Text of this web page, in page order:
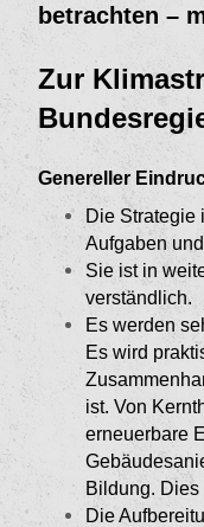
betrachten –
Zur
Genereller
Die Strategie
Aufgaben
Sie ist in
verständlich.
Es werden
Es wird
ist. Von
erneuerbare
Bildung.
Die